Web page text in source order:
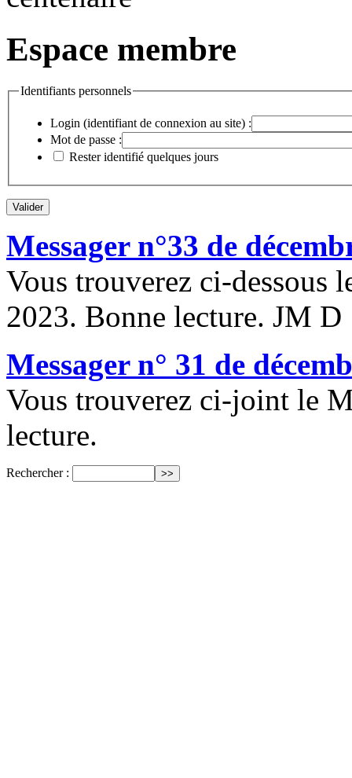
Espace membre
Identifiants personnels
Login (identifiant de connexion au site) :
Mot de passe :
Rester identifié quelques jours
Messager n°33 de
Vous trouverez ci-dessous
2023. Bonne lecture. JM D
Messager n° 31 de
Vous trouverez ci-joint le
lecture.
Rechercher :